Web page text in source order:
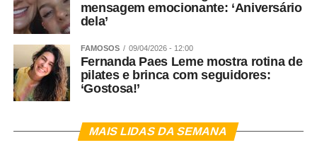
mensagem emocionante: ‘Aniversário
dela’
FAMOSOS 09/04/2026 - 12:00
Fernanda Paes Leme mostra rotina de
pilates e brinca com seguidores:
‘Gostosa!’
MAIS LIDAS DA SEMANA